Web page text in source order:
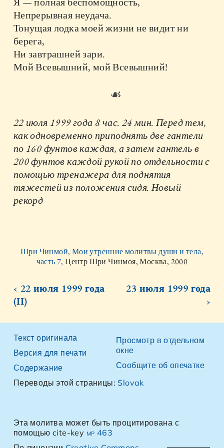
Непрерывная неудача.
Тонущая лодка моей жизни не видит ни
берега,
Ни завтрашней зари.
Мой Всевышний, мой Всевышний!
☙
22 июля 1999 года 8 час. 24 мин. Перед тем,
как одновременно приподнять две гантели
по 160 фунтов каждая, а затем гантель в
200 фунтов каждой рукой по отдельности с
помощью тренажера для поднятия
тяжестей из положения сидя. Новый
рекорд
Шри Чинмой, Мои утренние молитвы души и тела,
часть 7,Центр Шри Чинмоя, Москва, 2000
‹ 22 июля 1999 года
(II)
23 июля 1999 года
›
Текст оригинала
Версия для печати
Содержание
Просмотр в отдельном
окне
Сообщите об опечатке
Переводы этой страницы: Slovak
Эта молитва может быть процитирована с
помощью cite-key mp 463